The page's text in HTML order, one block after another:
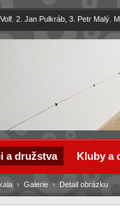
2. Jan Pulkráb, 3. Petr Malý.
› Galerie › Detail obrázku
a družstva Kluby a